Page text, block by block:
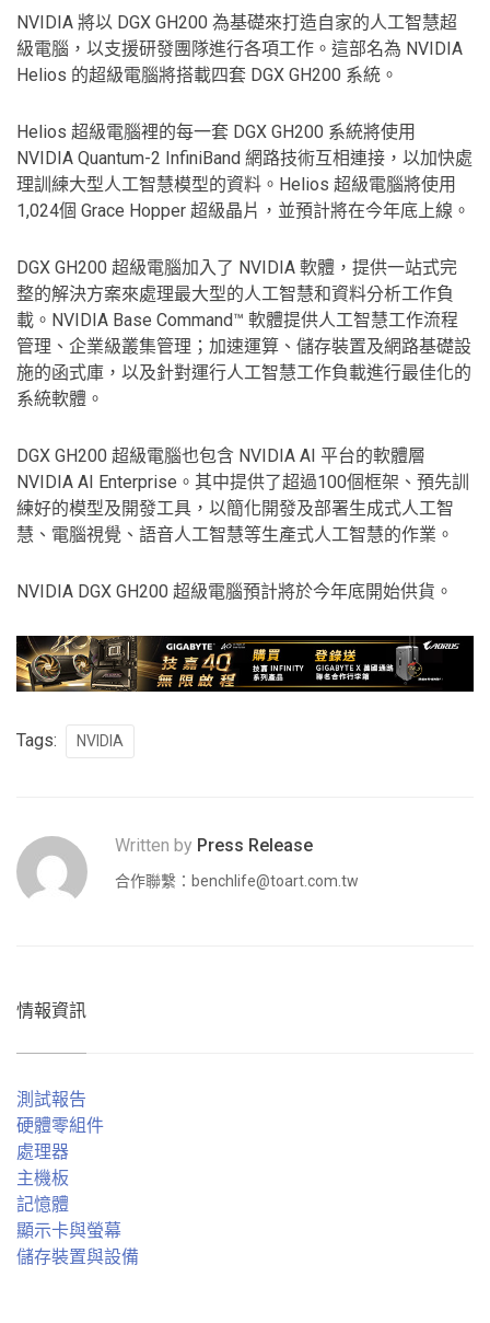
NVIDIA 將以 DGX GH200 為基礎來打造自家的人工智慧超
級電腦，以支援研發團隊進行各項工作。這部名為 NVIDIA
Helios 的超級電腦將搭載四套 DGX GH200 系統。
Helios 超級電腦裡的每一套 DGX GH200 系統將使用
NVIDIA Quantum-2 InfiniBand 網路技術互相連接，以加快處
理訓練大型人工智慧模型的資料。Helios 超級電腦將使用
1,024個 Grace Hopper 超級晶片，並預計將在今年底上線。
DGX GH200 超級電腦加入了 NVIDIA 軟體，提供一站式完
整的解決方案來處理最大型的人工智慧和資料分析工作負
載。NVIDIA Base Command™ 軟體提供人工智慧工作流程
管理、企業級叢集管理；加速運算、儲存裝置及網路基礎設
施的函式庫，以及針對運行人工智慧工作負載進行最佳化的
系統軟體。
DGX GH200 超級電腦也包含 NVIDIA AI 平台的軟體層
NVIDIA AI Enterprise。其中提供了超過100個框架、預先訓
練好的模型及開發工具，以簡化開發及部署生成式人工智
慧、電腦視覺、語音人工智慧等生產式人工智慧的作業。
NVIDIA DGX GH200 超級電腦預計將於今年底開始供貨。
Tags: NVIDIA
Written by Press Release
合作聯繫： benchlife@toart.com.tw
情報資訊
測試報告
硬體零組件
處理器
主機板
記憶體
顯示卡與螢幕
儲存裝置與設備